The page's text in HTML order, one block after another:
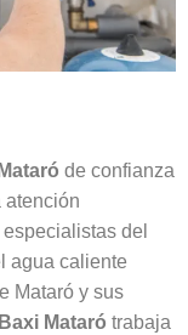
de confianza
atención
del
agua caliente
Mataró y sus
Mataró trabaja